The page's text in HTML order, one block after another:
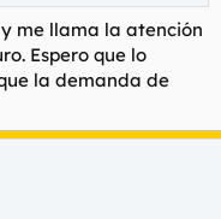
me llama la atención
Espero que lo
la demanda de